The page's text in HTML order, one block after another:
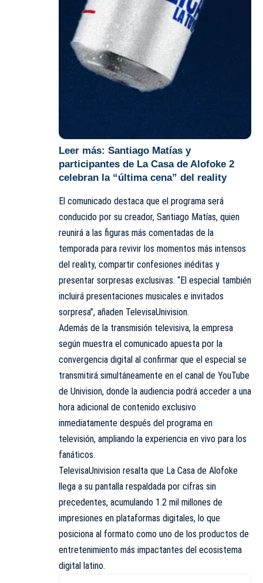
Leer más: Santiago Matías y
participantes de La Casa de Alofoke 2
celebran la “última cena” del reality
El comunicado destaca que el programa será
conducido por su creador, Santiago Matías, quien
reunirá a las figuras más comentadas de la
temporada para revivir los momentos más intensos
del reality, compartir confesiones inéditas y
presentar sorpresas exclusivas. “El especial también
incluirá presentaciones musicales e invitados
sorpresa”, añaden TelevisaUnivision.
Además de la transmisión televisiva, la empresa
según muestra el comunicado apuesta por la
convergencia digital al confirmar que el especial se
transmitirá simultáneamente en el canal de YouTube
de Univision, donde la audiencia podrá acceder a una
hora adicional de contenido exclusivo
inmediatamente después del programa en
televisión, ampliando la experiencia en vivo para los
fanáticos.
TelevisaUnivision resalta que La Casa de Alofoke
llega a su pantalla respaldada por cifras sin
precedentes, acumulando 1.2 mil millones de
impresiones en plataformas digitales, lo que
posiciona al formato como uno de los productos de
entretenimiento más impactantes del ecosistema
digital latino.